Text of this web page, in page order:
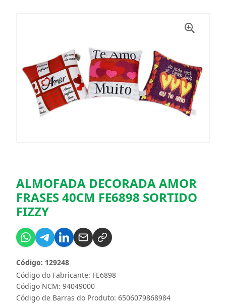
ALMOFADA DECORADA AMOR
FRASES 40CM FE6898 SORTIDO
FIZZY
Código do Fabricante: FE6898
Código: 129248
Código NCM: 94049000
Código de Barras do Produto: 6506079868984